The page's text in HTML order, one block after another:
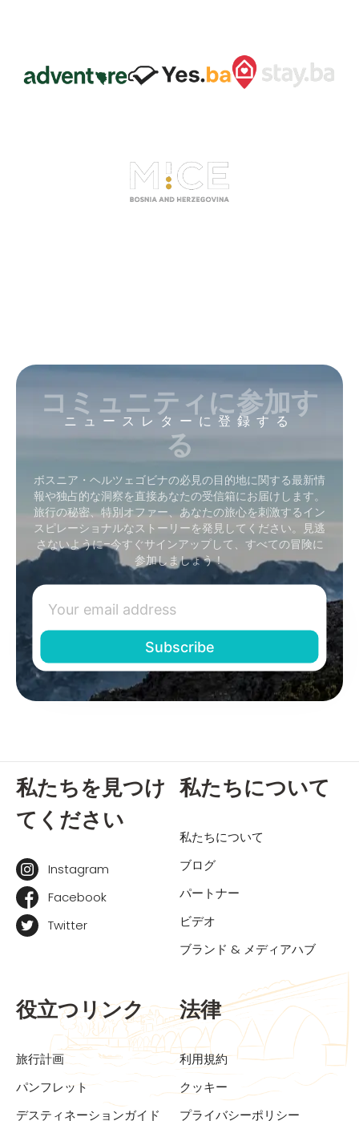
ニュースレターに登録する
コミュニティに参加す
る
ボスニア・ヘルツェゴビナの必見の目的地に関する最新情
報や独占的な洞察を直接あなたの受信箱にお届けします。
旅行の秘密、特別オファー、あなたの旅心を刺激するイン
スピレーショナルなストーリーを発見してください。見逃
さないように–今すぐサインアップして、すべての冒険に
参加しましょう！
私たちを見つけ
てください
Instagram
Facebook
Twitter
私たちについて
私たちについて
ブログ
パートナー
ビデオ
ブランド & メディアハブ
役立つリンク
旅行計画
パンフレット
デスティネーションガイド
法律
利用規約
クッキー
プライバシーポリシー